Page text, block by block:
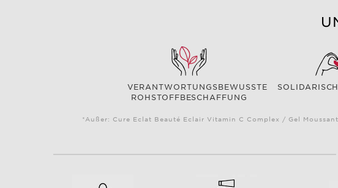
VERANTWORTUNGSBEWUSSTE
ROHSTOFFBESCHAFFUNG
*Außer: Cure Eclat Beauté Eclair Vitamin C Complex / Gel